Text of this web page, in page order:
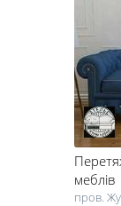
меблів
пров.